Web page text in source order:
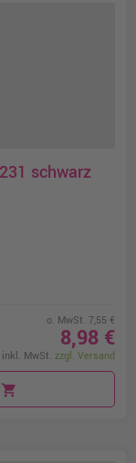
schwarz
o. MwSt. 7,55 €
8,98 €
inkl. MwSt. zzgl. Versand
shopping_cart